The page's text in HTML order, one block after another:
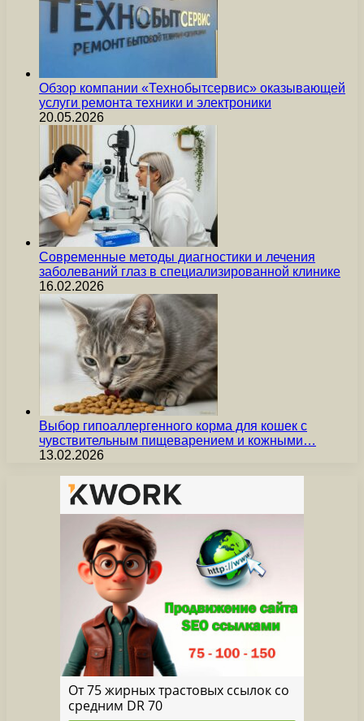
Обзор компании «Технобытсервис» оказывающей
услуги ремонта техники и электроники
20.05.2026
Современные методы диагностики и лечения
заболеваний глаз в специализированной клинике
16.02.2026
Выбор гипоаллергенного корма для кошек с
чувствительным пищеварением и кожными…
13.02.2026